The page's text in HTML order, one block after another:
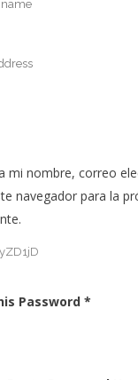
mi nombre, correo
navegador para la
Password *